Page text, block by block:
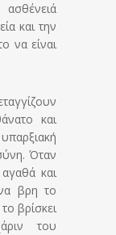
και την
να είναι
και
Όταν
και
βρη το
βρίσκει
του